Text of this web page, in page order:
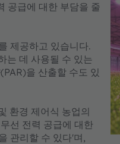
공급에 대한 부담을 줄
제공하고 있습니다.
는 데 사용될 수 있는
을 산출할 수도 있
환경 제어식 농업의
선 전력 공급에 대한
관리할 수 있다'며,